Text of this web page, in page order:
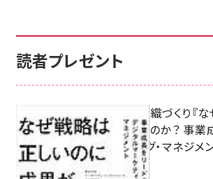
読者プレゼント
成果を生む組織づくり『
があがらないのか？ 事業
マーケティング・マネジメ
8月7日 10:00